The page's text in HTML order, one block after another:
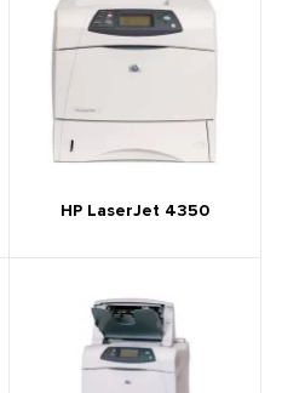
HP LaserJet 4350